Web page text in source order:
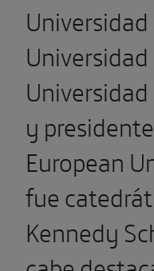
y
European
fue
Kennedy